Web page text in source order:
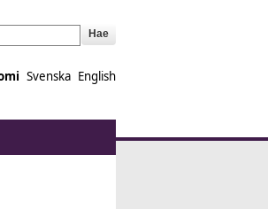
Svenska English